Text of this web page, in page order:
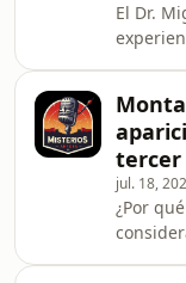
El Dr.
sucedía
túnel y
que
¿Qué
el
tercer
jul. 18,
¿Por